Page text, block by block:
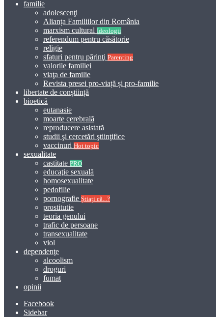
familie
adolescenţi
Alianța Familiilor din România
marxism cultural Ideologii
referendum pentru căsătorie
religie
sfaturi pentru părinţi Parenting
valorile familiei
viaţa de familie
Revista presei pro-viață și pro-familie
libertate de conștiință
bioetică
eutanasie
moarte cerebrală
reproducere asistată
studii şi cercetări ştiinţifice
vaccinuri Hot topic
sexualitate
castitate PRO
educaţie sexuală
homosexualitate
pedofilie
pornografie Știați că...?
prostitutie
teoria genului
trafic de persoane
transexualitate
viol
dependenţe
alcoolism
droguri
fumat
opinii
Facebook
Sidebar